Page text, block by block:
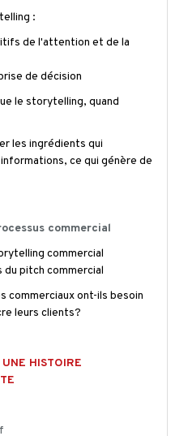
:
de l'attention et de la
de décision
le storytelling, quand
les ingrédients qui
ce qui génère de
commercial
commercial
du pitch commercial
commerciaux ont-ils besoin
leurs clients?
HISTOIRE